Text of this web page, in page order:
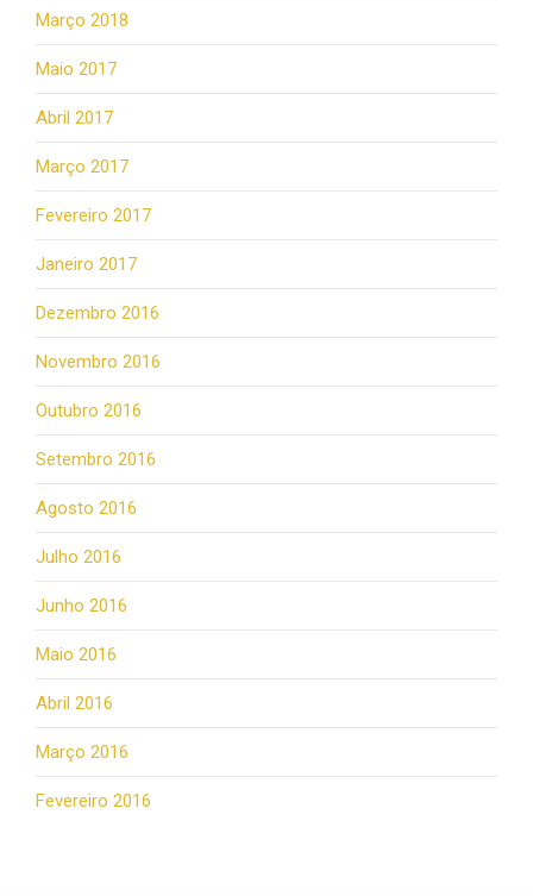
Março 2018
Maio 2017
Abril 2017
Março 2017
Fevereiro 2017
Janeiro 2017
Dezembro 2016
Novembro 2016
Outubro 2016
Setembro 2016
Agosto 2016
Julho 2016
Junho 2016
Maio 2016
Abril 2016
Março 2016
Fevereiro 2016